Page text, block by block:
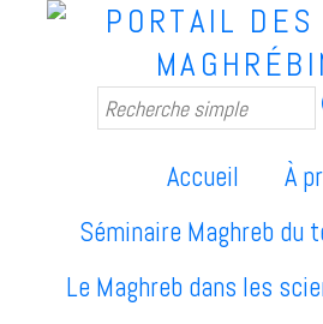
Accueil
À
Séminaire Maghreb du
Le Maghreb dans les